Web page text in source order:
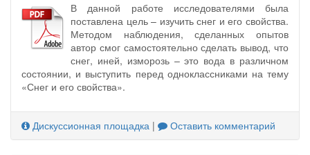
В данной работе исследователями была
поставлена цель – изучить снег и его свойства.
Методом наблюдения, сделанных опытов
автор смог самостоятельно сделать вывод, что
снег, иней, изморозь – это вода в различном
состоянии, и выступить перед одноклассниками на тему
«Снег и его свойства».
Дискуссионная площадка | Оставить комментарий